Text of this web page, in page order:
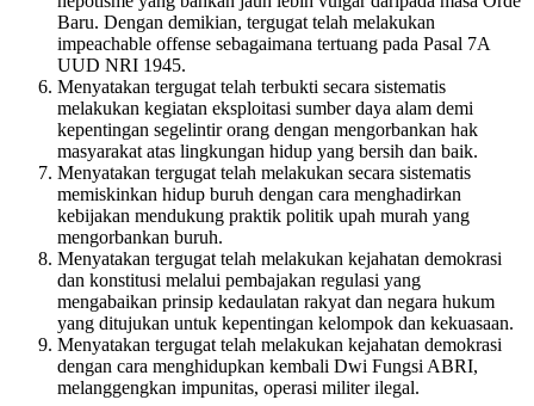
Baru. Dengan demikian, tergugat telah melakukan
impeachable offense sebagaimana tertuang pada Pasal 7A
UUD NRI 1945.
Menyatakan tergugat telah terbukti secara sistematis
melakukan kegiatan eksploitasi sumber daya alam demi
kepentingan segelintir orang dengan mengorbankan hak
masyarakat atas lingkungan hidup yang bersih dan baik.
Menyatakan tergugat telah melakukan secara sistematis
memiskinkan hidup buruh dengan cara menghadirkan
kebijakan mendukung praktik politik upah murah yang
mengorbankan buruh.
Menyatakan tergugat telah melakukan kejahatan demokrasi
dan konstitusi melalui pembajakan regulasi yang
mengabaikan prinsip kedaulatan rakyat dan negara hukum
yang ditujukan untuk kepentingan kelompok dan kekuasaan.
Menyatakan tergugat telah melakukan kejahatan demokrasi
dengan cara menghidupkan kembali Dwi Fungsi ABRI,
melanggengkan impunitas, operasi militer ilegal.